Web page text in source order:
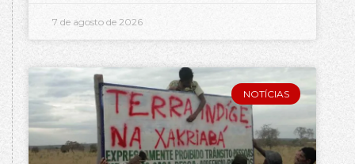
7 de agosto de 2026
NOTÍCIAS